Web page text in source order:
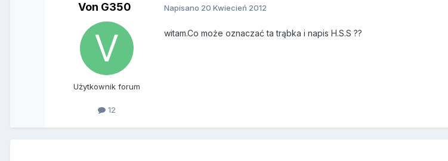
Von G350
Użytkownik forum
12
Napisano 20 Kwiecień 2012
witam.Co może oznaczać ta trąbka i napis H.S.S ??